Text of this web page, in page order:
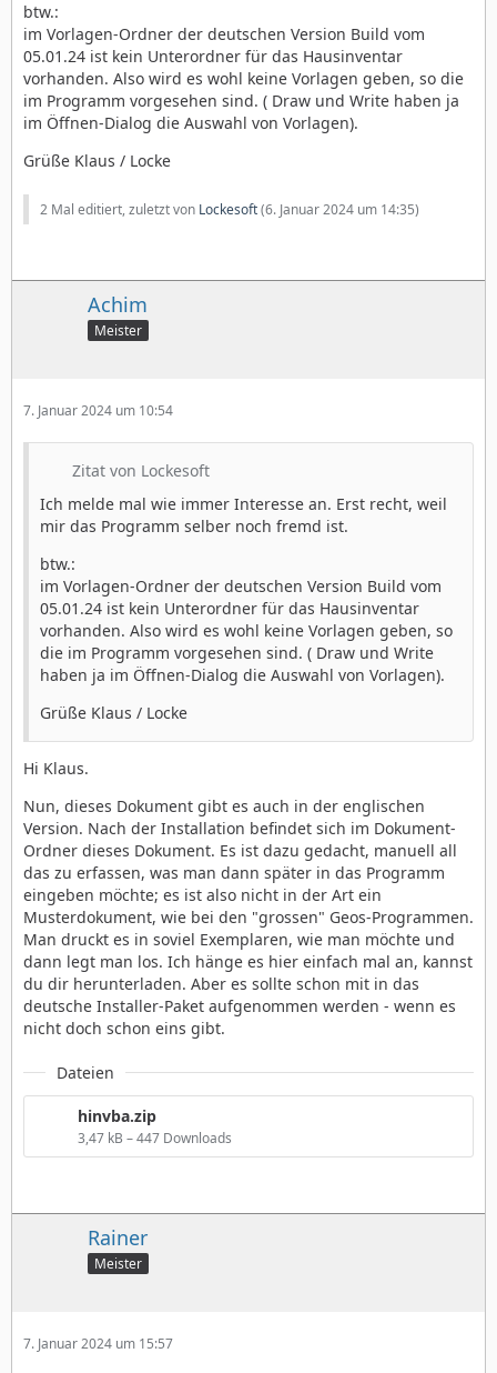
btw.:
im Vorlagen-Ordner der deutschen Version Build vom
05.01.24 ist kein Unterordner für das Hausinventar
vorhanden. Also wird es wohl keine Vorlagen geben, so die
im Programm vorgesehen sind. ( Draw und Write haben ja
im Öffnen-Dialog die Auswahl von Vorlagen).
Grüße Klaus / Locke
2 Mal editiert, zuletzt von Lockesoft(6. Januar 2024 um 14:35)
Achim
Meister
7. Januar 2024 um 10:54
Zitat von Lockesoft
Ich melde mal wie immer Interesse an. Erst recht, weil
mir das Programm selber noch fremd ist.
btw.:
im Vorlagen-Ordner der deutschen Version Build vom
05.01.24 ist kein Unterordner für das Hausinventar
vorhanden. Also wird es wohl keine Vorlagen geben, so
die im Programm vorgesehen sind. ( Draw und Write
haben ja im Öffnen-Dialog die Auswahl von Vorlagen).
Grüße Klaus / Locke
Hi Klaus.
Nun, dieses Dokument gibt es auch in der englischen
Version. Nach der Installation befindet sich im Dokument-
Ordner dieses Dokument. Es ist dazu gedacht, manuell all
das zu erfassen, was man dann später in das Programm
eingeben möchte; es ist also nicht in der Art ein
Musterdokument, wie bei den "grossen" Geos-Programmen.
Man druckt es in soviel Exemplaren, wie man möchte und
dann legt man los. Ich hänge es hier einfach mal an, kannst
du dir herunterladen. Aber es sollte schon mit in das
deutsche Installer-Paket aufgenommen werden - wenn es
nicht doch schon eins gibt.
Dateien
hinvba.zip
3,47 kB – 447 Downloads
Rainer
Meister
7. Januar 2024 um 15:57